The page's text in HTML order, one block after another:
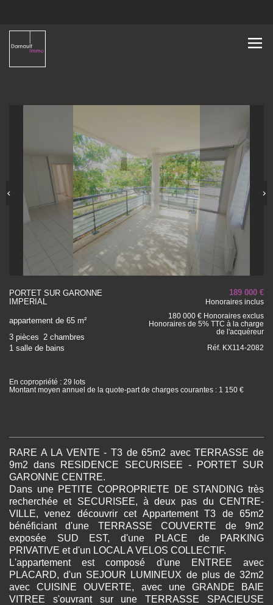
189 000 €
Honoraires inclus
180 000 € Honoraires exclus
Honoraires de 5% TTC à la charge
de l'acquéreur
Réf. KX114-2082
PORTET SUR GARONNE
IMPERIAL
appartement de 65 m²
3 pièces 2 chambres
1 salle de bains
En copropriété : 29 lots
Montant moyen annuel de la quote-part de charges courantes : 1 150 €
RARE A LA VENTE - T3 de 65m2 avec TERRASSE de
9m2 dans RESIDENCE SECURISEE - PORTET SUR
GARONNE CENTRE.
Dans une PETITE COPROPRIETE DE STANDING très
recherchée et SECURISEE, à deux pas du CENTRE-
VILLE, venez découvrir cet Appartement T3 de 65m2
bénéficiant d'une TERRASSE COUVERTE de 9m2
exposée SUD EST, d'une PLACE de PARKING
PRIVATIVE et d'un LOCAL A VELOS COLLECTIF.
L'appartement est composé d'une ENTREE avec
PLACARD, d'un SEJOUR LUMINEUX de plus de 32m2
avec CUISINE OUVERTE, avec une GRANDE BAIE
VITREE s'ouvrant sur une TERRASSE SPACIEUSE